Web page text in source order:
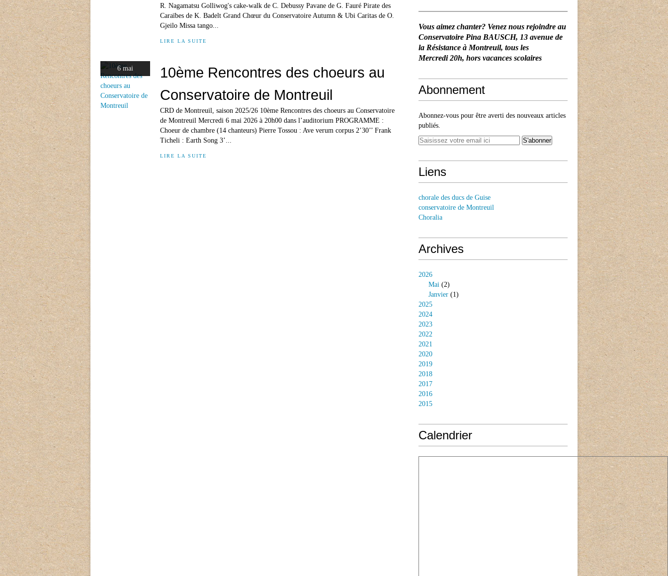
R. Nagamatsu Golliwog's cake-walk de C. Debussy Pavane de G. Fauré Pirate des
Caraïbes de K. Badelt Grand Chœur du Conservatoire Autumn & Ubi Caritas de O.
Gjeilo Missa tango...
LIRE LA SUITE
6 mai
10ème Rencontres des choeurs au
Conservatoire de Montreuil
CRD de Montreuil, saison 2025/26 10ème Rencontres des choeurs au Conservatoire
de Montreuil Mercredi 6 mai 2026 à 20h00 dans l’auditorium PROGRAMME :
Choeur de chambre (14 chanteurs) Pierre Tossou : Ave verum corpus 2’30’’ Frank
Ticheli : Earth Song 3’...
LIRE LA SUITE
Vous aimez chanter? Venez nous rejoindre au
Conservatoire Pina BAUSCH, 13 avenue de
la Résistance à Montreuil, tous les
Mercredi 20h, hors vacances scolaires
Abonnement
Abonnez-vous pour être averti des nouveaux articles
publiés.
Liens
chorale des ducs de Guise
conservatoire de Montreuil
Choralia
Archives
2026
Mai (2)
Janvier (1)
2025
2024
2023
2022
2021
2020
2019
2018
2017
2016
2015
Calendrier